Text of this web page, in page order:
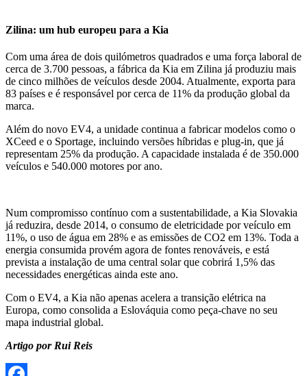
Zilina: um hub europeu para a Kia
Com uma área de dois quilómetros quadrados e uma força laboral de
cerca de 3.700 pessoas, a fábrica da Kia em Zilina já produziu mais
de cinco milhões de veículos desde 2004. Atualmente, exporta para
83 países e é responsável por cerca de 11% da produção global da
marca.
Além do novo EV4, a unidade continua a fabricar modelos como o
XCeed e o Sportage, incluindo versões híbridas e plug-in, que já
representam 25% da produção. A capacidade instalada é de 350.000
veículos e 540.000 motores por ano.
Num compromisso contínuo com a sustentabilidade, a Kia Slovakia
já reduzira, desde 2014, o consumo de eletricidade por veículo em
11%, o uso de água em 28% e as emissões de CO2 em 13%. Toda a
energia consumida provém agora de fontes renováveis, e está
prevista a instalação de uma central solar que cobrirá 1,5% das
necessidades energéticas ainda este ano.
Com o EV4, a Kia não apenas acelera a transição elétrica na
Europa, como consolida a Eslováquia como peça-chave no seu
mapa industrial global.
Artigo por Rui Reis